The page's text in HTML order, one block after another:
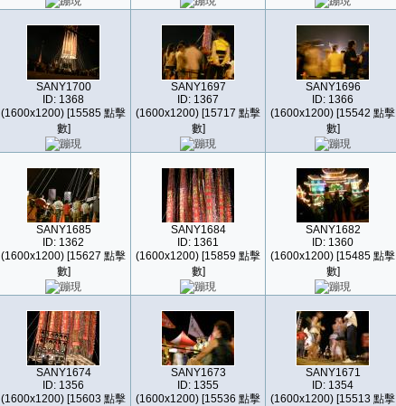
SANY1700
ID: 1368
(1600x1200) [15585 點擊
數]
SANY1697
ID: 1367
(1600x1200) [15717 點擊
數]
SANY1696
ID: 1366
(1600x1200) [15542 點擊
數]
SANY1685
ID: 1362
(1600x1200) [15627 點擊
數]
SANY1684
ID: 1361
(1600x1200) [15859 點擊
數]
SANY1682
ID: 1360
(1600x1200) [15485 點擊
數]
SANY1674
ID: 1356
(1600x1200) [15603 點擊
SANY1673
ID: 1355
(1600x1200) [15536 點擊
SANY1671
ID: 1354
(1600x1200) [15513 點擊